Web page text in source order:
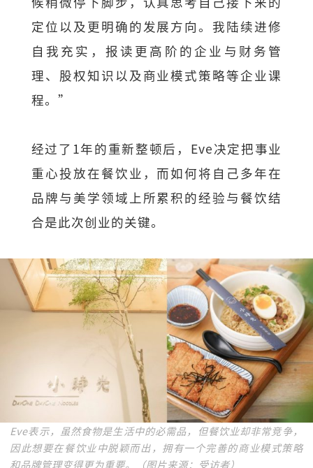
定位以及更明确的发展方向。我陆续进修
自我充实，报读更高阶的企业与财务管
理、股权知识以及商业模式策略等企业课
程。”
经过了1年的重新整顿后，Eve决定把事业
重心投放在餐饮业，而如何将自己多年在
品牌与美学领域上所累积的经验与餐饮结
合是此次创业的关键。
Eve表示，虽然食物是生活中的必需品，但餐饮业却非常竞争，
因此想要在餐饮业中脱颖而出，拥有一个完善的商业模式策略
和品牌管理变得更为重要。（图片来源：受访者）